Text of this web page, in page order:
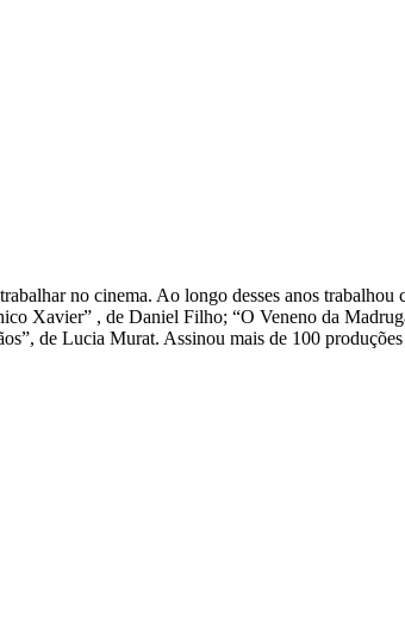
no cinema. Ao longo desses anos
Xavier” , de Daniel Filho; “O Veneno da
de Lucia Murat. Assinou mais de 100